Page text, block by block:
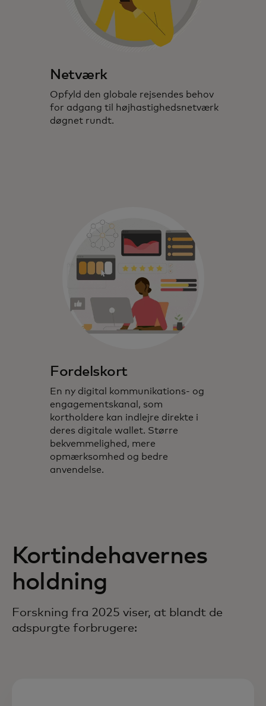
Netværk
Opfyld den globale rejsendes behov
for adgang til højhastighedsnetværk
døgnet rundt.
Fordelskort
En ny digital kommunikations- og
engagementskanal, som
kortholdere kan indlejre direkte i
deres digitale wallet. Større
bekvemmelighed, mere
opmærksomhed og bedre
anvendelse.
Kortindehavernes
holdning
Forskning fra 2025 viser, at blandt de
adspurgte forbrugere: